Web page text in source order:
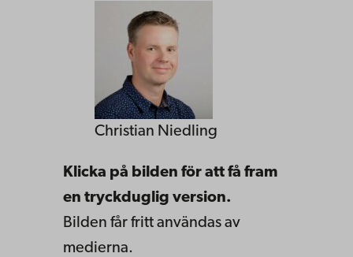
Christian Niedling
Klicka på bilden för att få fram
en tryckduglig version.
Bilden får fritt användas av
medierna.